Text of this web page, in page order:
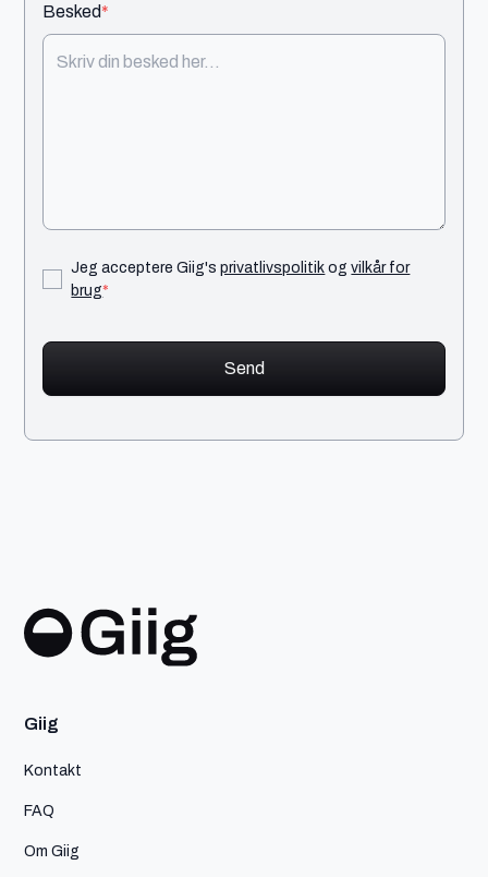
Besked*
Jeg acceptere Giig'sprivatlivspolitikogvilkår for
brug*
Giig
Kontakt
FAQ
Om Giig